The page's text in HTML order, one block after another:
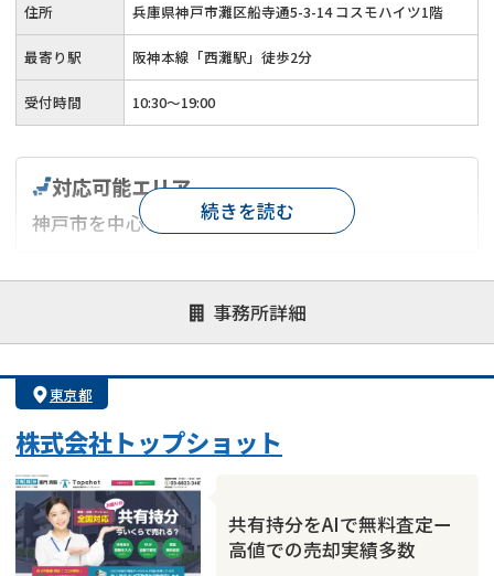
住所 兵庫県神戸市灘区船寺通5-3-14 コスモハイツ1階
最寄り駅 阪神本線「西灘駅」徒歩2分
受付時間 10:30～19:00
事務所詳細
対応可能エリア
神戸市を中心とした兵庫県内
対応が親身 オンライン面談可能
レスポンスが早い
1億円以上の買取可
続きを読む
東京都
株式会社トップショット
共有持分をAIで無料査定ー
高値での売却実績多数